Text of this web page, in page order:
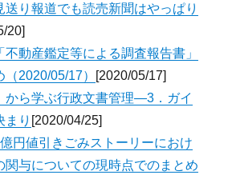
送り報道でも読売新聞はやっぱり
20]
不動産鑑定等による調査報告書」
2020/05/17） [2020/05/17]
から学ぶ行政文書管理―3．ガイ
まり [2020/04/25]
億円値引きごみストーリーにおけ
関与についての現時点でのまとめ